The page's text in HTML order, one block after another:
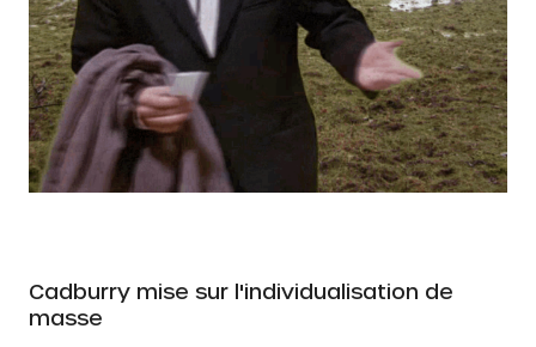
Cadburry mise sur l'individualisation de
masse